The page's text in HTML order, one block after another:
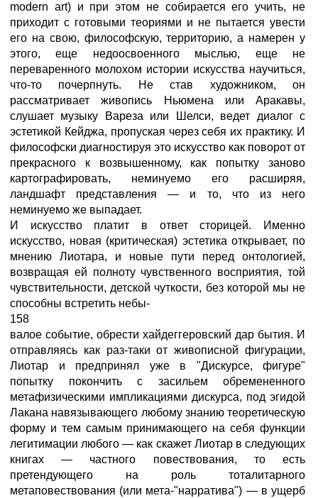
modern art) и при этом не собирается его учить, не
приходит с готовыми теориями и не пытается увести
его на свою, философскую, территорию, а намерен у
этого, еще недоосвоенного мыслью, еще не
переваренного молохом истории искусства научиться,
что-то почерпнуть. Не став художником, он
рассматривает живопись Ньюмена или Аракавы,
слушает музыку Вареза или Шелси, ведет диалог с
эстетикой Кейджа, пропуская через себя их практику. И
философски диагностируя это искусство как поворот от
прекрасного к возвышенному, как попытку заново
картографировать, неминуемо его расширяя,
ландшафт представления — и то, что из него
неминуемо же выпадает.
И искусство платит в ответ сторицей. Именно
искусство, новая (критическая) эстетика открывает, по
мнению Лиотара, и новые пути перед онтологией,
возвращая ей полноту чувственного восприятия, той
чувствительности, детской чуткости, без которой мы не
способны встретить небы-
158
валое событие, обрести хайдеггеровский дар бытия. И
отправляясь как раз-таки от живописной фигурации,
Лиотар и предпринял уже в "Дискурсе, фигуре"
попытку покончить с засильем обремененного
метафизическими импликациями дискурса, под эгидой
Лакана навязывающего любому знанию теоретическую
форму и тем самым принимающего на себя функции
легитимации любого — как скажет Лиотар в следующих
книгах — частного повествования, то есть
претендующего на роль тоталитарного
метаповествования (или мета-"нарратива") — в ущерб